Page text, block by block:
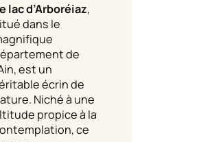
lac d’Arboréiaz,
dans le
de
est un
écrin de
Niché à une
propice à la
ce